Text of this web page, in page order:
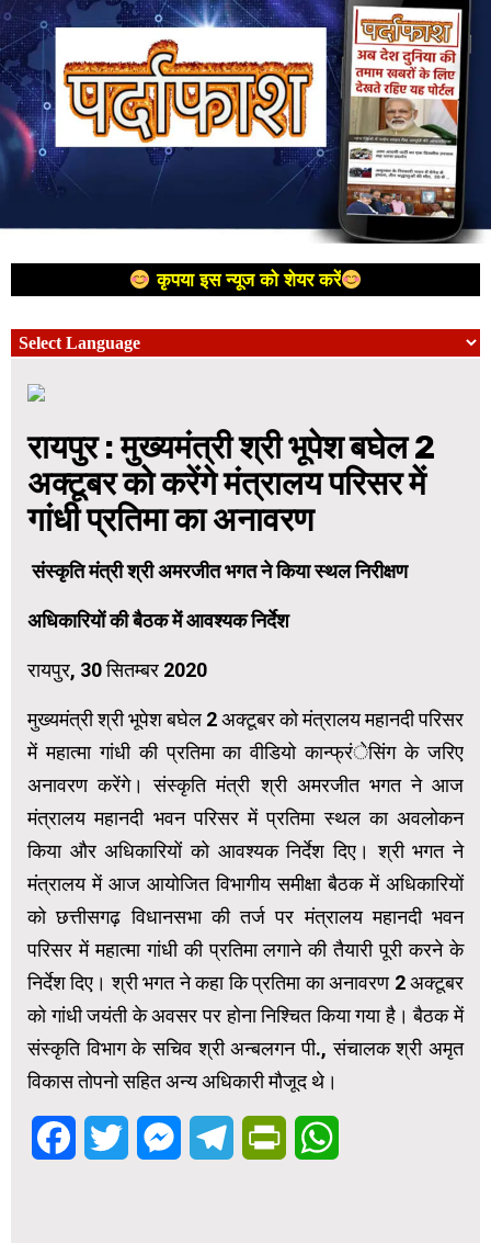
कृपया इस न्यूज को शेयर करें
रायपुर : मुख्यमंत्री श्री भूपेश बघेल 2
अक्टूबर को करेंगे मंत्रालय परिसर में
गांधी प्रतिमा का अनावरण
संस्कृति मंत्री श्री अमरजीत भगत ने किया स्थल निरीक्षण
अधिकारियों की बैठक में आवश्यक निर्देश
रायपुर, 30 सितम्बर 2020
मुख्यमंत्री श्री भूपेश बघेल 2 अक्टूबर को मंत्रालय महानदी परिसर
में महात्मा गांधी की प्रतिमा का वीडियो कान्फ्रंेसिंग के जरिए
अनावरण करेंगे। संस्कृति मंत्री श्री अमरजीत भगत ने आज
मंत्रालय महानदी भवन परिसर में प्रतिमा स्थल का अवलोकन
किया और अधिकारियों को आवश्यक निर्देश दिए। श्री भगत ने
मंत्रालय में आज आयोजित विभागीय समीक्षा बैठक में अधिकारियों
को छत्तीसगढ़ विधानसभा की तर्ज पर मंत्रालय महानदी भवन
परिसर में महात्मा गांधी की प्रतिमा लगाने की तैयारी पूरी करने के
निर्देश दिए। श्री भगत ने कहा कि प्रतिमा का अनावरण 2 अक्टूबर
को गांधी जयंती के अवसर पर होना निश्चित किया गया है। बैठक में
संस्कृति विभाग के सचिव श्री अन्बलगन पी., संचालक श्री अमृत
विकास तोपनो सहित अन्य अधिकारी मौजूद थे।
FacebookTwitter MessengerTelegramPrintFriendly